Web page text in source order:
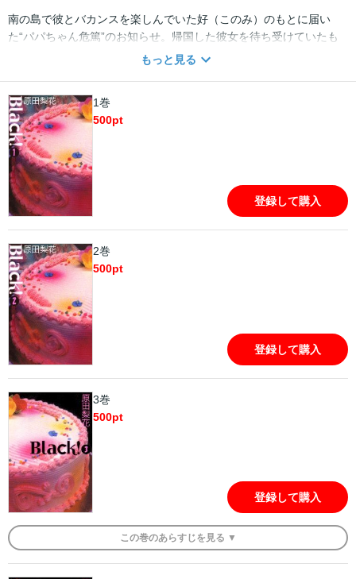
南の島で彼とバカンスを楽しんでいた好（このみ）のもとに届い
た“パパちゃん危篤”のお知らせ。帰国した彼女を待ち受けていたも
のは悲しいお別れと借金の山！ そしてコネ入社の会社からもリス
る、好の成長ストーリー！
もっと見る
1巻
500pt
登録して購入
2巻
500pt
登録して購入
3巻
500pt
登録して購入
この巻のあらすじを 見る ▼